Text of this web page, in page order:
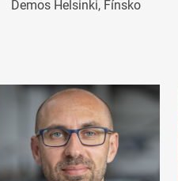
Demos Helsinki, Fínsko